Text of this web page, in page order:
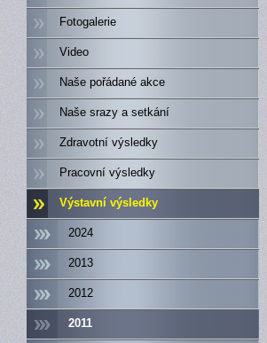
Fotogalerie
Video
Naše pořádané akce
Naše srazy a setkání
Zdravotní výsledky
Pracovní výsledky
Výstavní výsledky
2024
2013
2012
2011